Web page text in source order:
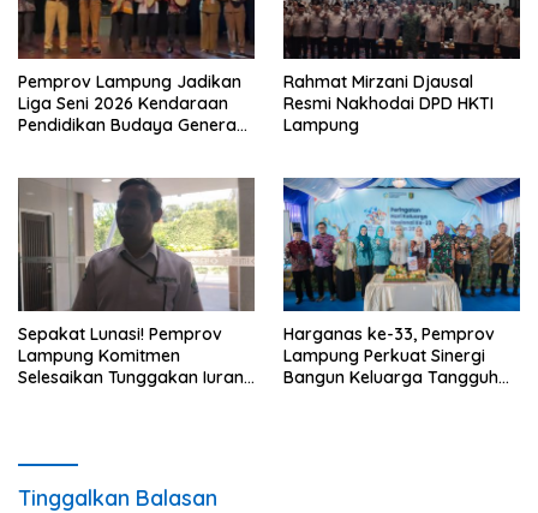
Pemprov Lampung Jadikan
Liga Seni 2026 Kendaraan
Pendidikan Budaya Generasi
Rahmat Mirzani Djausal
Resmi Nakhodai DPD HKTI
Lampung
Sepakat Lunasi! Pemprov
Lampung Komitmen
Selesaikan Tunggakan Iuran
Harganas ke-33, Pemprov
Lampung Perkuat Sinergi
Bangun Keluarga Tangguh
Tinggalkan Balasan